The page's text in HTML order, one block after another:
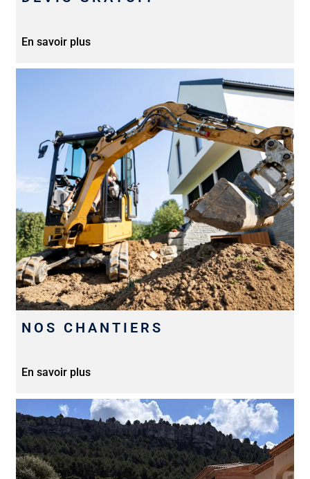
En savoir plus
NOS CHANTIERS
En savoir plus